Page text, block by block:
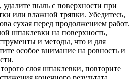
пыль с поверхности при
или влажной тряпки. Убедитесь,
сухая перед продолжением работ.
шпаклевки на поверхность,
и методы, что и для
особое внимание на ровность и
слоя шпаклевки, повторите